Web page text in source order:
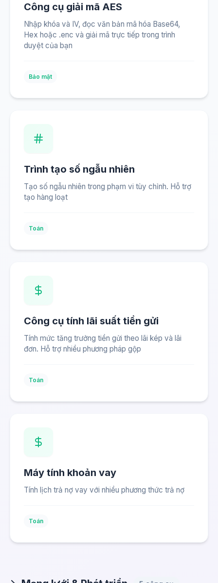
Công cụ giải mã AES
Nhập khóa và IV, đọc văn bản mã hóa Base64,
Hex hoặc .enc và giải mã trực tiếp trong trình
duyệt của bạn
Bảo mật
Trình tạo số ngẫu nhiên
Tạo số ngẫu nhiên trong phạm vi tùy chỉnh. Hỗ trợ
tạo hàng loạt
Toán
Công cụ tính lãi suất tiền gửi
Tính mức tăng trưởng tiền gửi theo lãi kép và lãi
đơn. Hỗ trợ nhiều phương pháp gộp
Toán
Máy tính khoản vay
Tính lịch trả nợ vay với nhiều phương thức trả nợ
Toán